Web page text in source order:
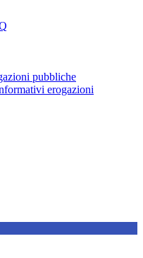
pubbliche
erogazioni